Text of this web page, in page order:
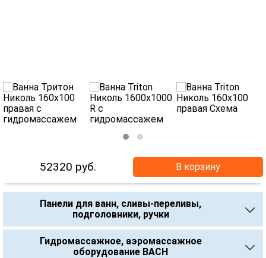
52320 руб. В корзину
Панели для ванн, сливы-переливы,
подголовники, ручки
Гидромассажное, аэромассажное
оборудование BACH